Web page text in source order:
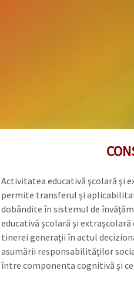
Activitatea educativă şcolară şi
permite transferul şi
dobândite în sistemul de
educativă şcolară şi
tinerei generaţii în actul
asumării responsabilităţilor
între componenta cognitivă şi